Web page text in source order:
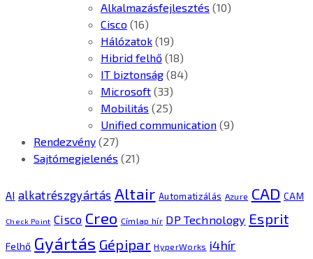
Alkalmazásfejlesztés (10)
Cisco (16)
Hálózatok (19)
Hibrid felhő (18)
IT biztonság (84)
Microsoft (33)
Mobilitás (25)
Unified communication (9)
Rendezvény (27)
Sajtómegjelenés (21)
AI alkatrészgyártás Altair Automatizálás Azure CAD CAM
Check Point Cisco Creo Címlap hír DP Technology Esprit
Felhő Gyártás Gépipar HyperWorks i4hír